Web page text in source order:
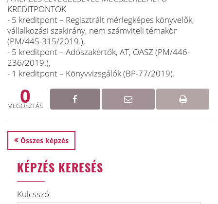
KREDITPONTOK
- 5 kreditpont – Regisztrált mérlegképes könyvelők,
vállalkozási szakirány, nem számviteli témakör
(PM/445-315/2019.),
- 5 kreditpont – Adószakértők, AT, OASZ (PM/446-
236/2019.),
- 1 kreditpont – Könyvvizsgálók (BP-77/2019).
0
MEGOSZTÁS
Összes képzés
KÉPZÉS KERESÉS
Kulcsszó